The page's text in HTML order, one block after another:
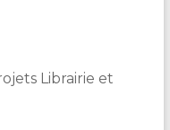
Librairie et